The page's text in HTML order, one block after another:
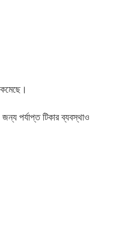
পর্যাপ্ত টিকার ব্যবস্থাও